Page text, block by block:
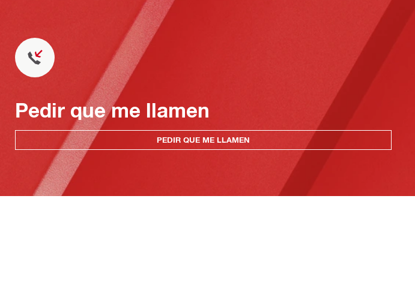
Pedir que me llamen
PEDIR QUE ME LLAMEN